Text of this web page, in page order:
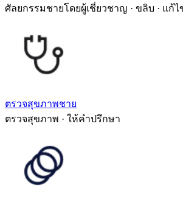
ศัลยกรรมชายโดยผู้เชี่ยวชาญ · ขลิบ · แก้ไ
ตรวจสุขภาพชาย
ตรวจสุขภาพ · ให้คำปรึกษา